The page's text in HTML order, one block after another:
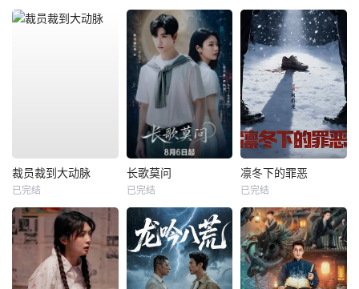
裁员裁到大动脉
已完结
长歌莫问
已完结
凛冬下的罪恶
已完结